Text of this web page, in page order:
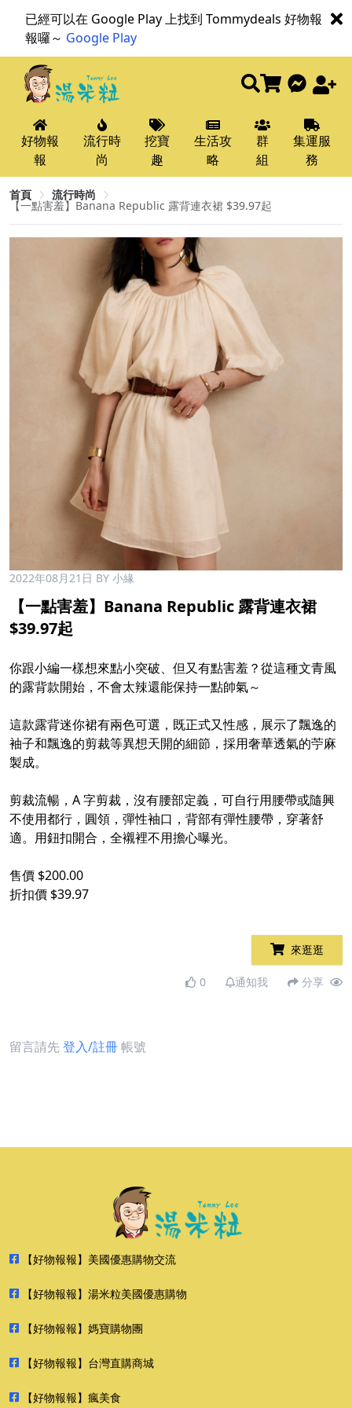
已經可以在 Google Play 上找到 Tommydeals 好物報
報囉～ Google Play
好物報
報
流行時
尚
挖寶
趣
生活攻
略
群
組
集運服
務
首頁 流行時尚
【一點害羞】Banana Republic 露背連衣裙 $39.97起​
2022年08月21日 BY 小緣
【一點害羞】Banana Republic 露背連衣裙
$39.97起​
你跟小編一樣想來點小突破、但又有點害羞？從這種文青風
的露背款開始，不會太辣還能保持一點帥氣～​
這款露背迷你裙有兩色可選，既正式又性感，展示了飄逸的
袖子和飄逸的剪裁等異想天開的細節，採用奢華透氣的苧麻
製成。​
剪裁流暢，A 字剪裁，沒有腰部定義，可自行用腰帶或隨興
不使用都行，圓領，彈性袖口，背部有彈性腰帶，穿著舒
適。用鈕扣開合，全襯裡不用擔心曝光。​
售價 $200.00​
折扣價 $39.97​
來逛逛
0 通知我 分享
留言請先登入/註冊帳號
【好物報報】美國優惠購物交流
【好物報報】湯米粒美國優惠購物
【好物報報】媽寶購物團
【好物報報】台灣直購商城
【好物報報】瘋美食